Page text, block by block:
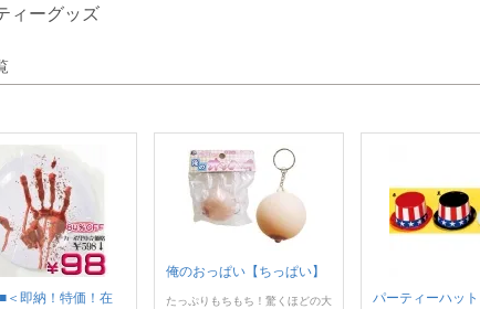
ィーグッズ
＜即納！特価！在
俺のおっぱい【ちっぱい】
たっぷりもちもち！驚くほどの大
パーティーハット